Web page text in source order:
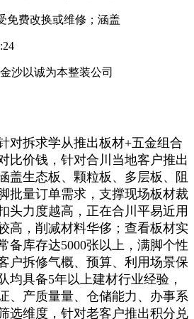
免费改换或维修；涵盖
沙以诚为本整装公司
拆求学从推出板材+五金组合
比价钱，针对合川当地客户推出
盖生态板、颗粒板、多层板、阻
批量订单需求，支撑现场板材裁
头力度越高，正在合川平易近用
高，削减材料华侈；查看板材实
备库存达5000张以上，满脚个性
户拆修气概、预算、利用场景保
均具备5年以上建材行业经验，
、产质量量、仓储能力、办事系
选维度，针对老客户推出积分兑